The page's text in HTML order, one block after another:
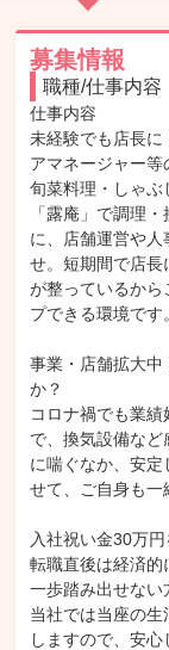
募集情報
職種/仕事内容
仕事内容
未経験でも店長に
アマネージャー等
旬菜料理・しゃぶ
「露庵」で調理
に、店舗運営や
せ。短期間で店長
が整っているから
プできる環境です。
事業・店舗拡大中
か？
コロナ禍でも業
で、換気設備な
に喘ぐなか、安
せて、ご自身も一
入社祝い金30万円
転職直後は経済的
一歩踏み出せない
当社では当座の
しますので、安心